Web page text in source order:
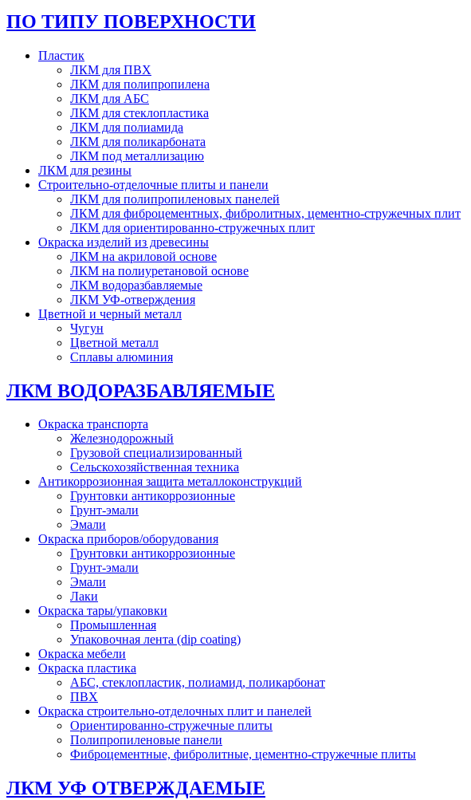
ПО ТИПУ ПОВЕРХНОСТИ
Пластик
ЛКМ для ПВХ
ЛКМ для полипропилена
ЛКМ для АБС
ЛКМ для стеклопластика
ЛКМ для полиамида
ЛКМ для поликарбоната
ЛКМ под металлизацию
ЛКМ для резины
Строительно-отделочные плиты и панели
ЛКМ для полипропиленовых панелей
ЛКМ для фиброцементных, фибролитных, цементно-стружечных плит
ЛКМ для ориентированно-стружечных плит
Окраска изделий из древесины
ЛКМ на акриловой основе
ЛКМ на полиуретановой основе
ЛКМ водоразбавляемые
ЛКМ УФ-отверждения
Цветной и черный металл
Чугун
Цветной металл
Сплавы алюминия
ЛКМ ВОДОРАЗБАВЛЯЕМЫЕ
Окраска транспорта
Железнодорожный
Грузовой специализированный
Сельскохозяйственная техника
Антикоррозионная защита металлоконструкций
Грунтовки антикоррозионные
Грунт-эмали
Эмали
Окраска приборов/оборудования
Грунтовки антикоррозионные
Грунт-эмали
Эмали
Лаки
Окраска тары/упаковки
Промышленная
Упаковочная лента (dip coating)
Окраска мебели
Окраска пластика
АБС, стеклопластик, полиамид, поликарбонат
ПВХ
Окраска строительно-отделочных плит и панелей
Ориентированно-стружечные плиты
Полипропиленовые панели
Фиброцементные, фибролитные, цементно-стружечные плиты
ЛКМ УФ ОТВЕРЖДАЕМЫЕ